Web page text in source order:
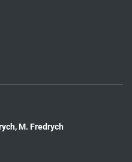
M. Fredrych